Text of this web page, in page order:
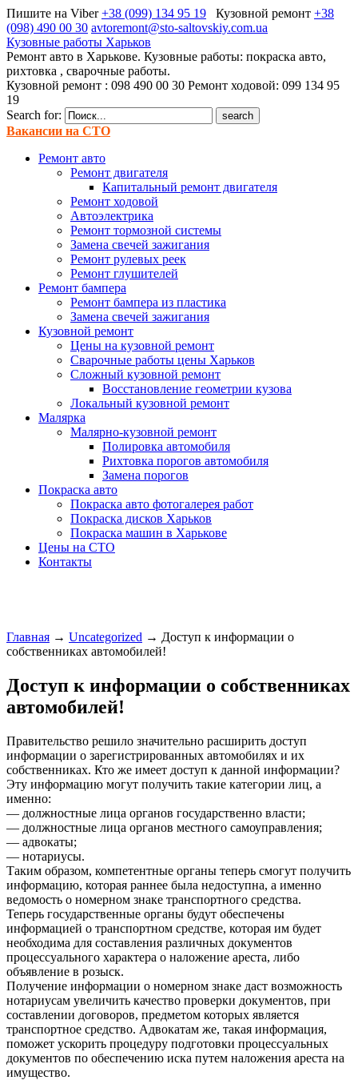
Пишите на Viber+38 (099) 134 95 19 Кузовной ремонт +38
(098) 490 00 30 avtoremont@sto-saltovskiy.com.ua
Кузовные работы Харьков
Ремонт авто в Харькове. Кузовные работы: покраска авто,
рихтовка , сварочные работы.
Кузовной ремонт : 098 490 00 30 Ремонт ходовой: 099 134 95
19
Search for:
Вакансии на СТО
Ремонт авто
Ремонт двигателя
Капитальный ремонт двигателя
Ремонт ходовой
Автоэлектрика
Ремонт тормозной системы
Замена свечей зажигания
Ремонт рулевых реек
Ремонт глушителей
Ремонт бампера
Ремонт бампера из пластика
Замена свечей зажигания
Кузовной ремонт
Цены на кузовной ремонт
Сварочные работы цены Харьков
Сложный кузовной ремонт
Восстановление геометрии кузова
Локальный кузовной ремонт
Малярка
Малярно-кузовной ремонт
Полировка автомобиля
Рихтовка порогов автомобиля
Замена порогов
Покраска авто
Покраска авто фотогалерея работ
Покраска дисков Харьков
Покраска машин в Харькове
Цены на СТО
Контакты
Главная → Uncategorized → Доступ к информации о
собственниках автомобилей!
Доступ к информации о собственниках
автомобилей!
Правительство решило значительно расширить доступ
информации о зарегистрированных автомобилях и их
собственниках. Кто же имеет доступ к данной информации?
Эту информацию могут получить такие категории лиц, а
именно:
— должностные лица органов государственно власти;
— должностные лица органов местного самоуправления;
— адвокаты;
— нотариусы.
Таким образом, компетентные органы теперь смогут получить
информацию, которая раннее была недоступна, а именно
ведомость о номерном знаке транспортного средства.
Теперь государственные органы будут обеспечены
информацией о транспортном средстве, которая им будет
необходима для составления различных документов
процессуального характера о наложение ареста, либо
объявление в розыск.
Получение информации о номерном знаке даст возможность
нотариусам увеличить качество проверки документов, при
составлении договоров, предметом которых является
транспортное средство. Адвокатам же, такая информация,
поможет ускорить процедуру подготовки процессуальных
документов по обеспечению иска путем наложения ареста на
имущество.